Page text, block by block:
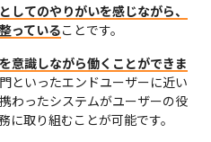
してのやりがいを感じながら、
っていることです。
意識しながら働くことができま
といったエンドユーザーに近い
わったシステムがユーザーの役
に取り組むことが可能です。